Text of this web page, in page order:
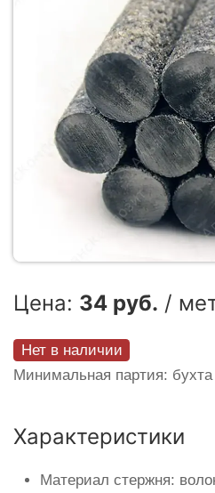
Цена: 34 руб. /
Нет в наличии
Минимальная партия:
Характеристики
Материал стержня: